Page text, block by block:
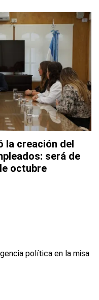
la creación del
será de
octubre